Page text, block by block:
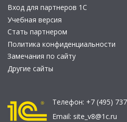
Вход для партнеров 1С
Учебная версия
Стать партнером
Политика конфиденциальности
Замечания по сайту
Другие сайты
Телефон: +7 (495)
Email: site_v8@1c.ru